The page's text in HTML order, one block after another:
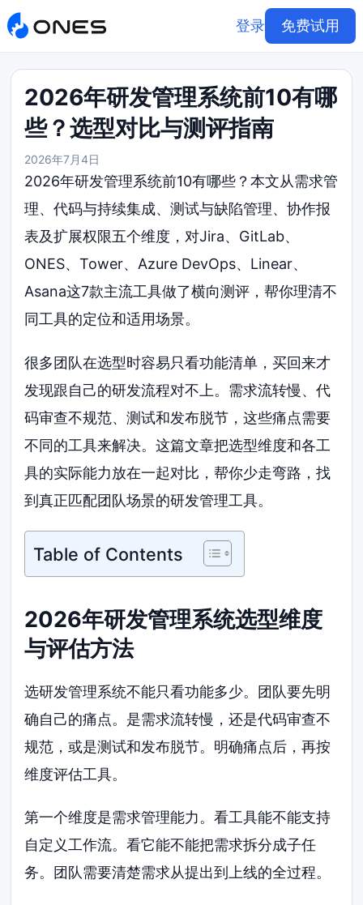
登录 免费试用
2026年研发管理系统前10有哪
些？选型对比与测评指南
2026年7月4日
2026年研发管理系统前10有哪些？本文从需求管
理、代码与持续集成、测试与缺陷管理、协作报
表及扩展权限五个维度，对Jira、GitLab、
ONES、Tower、Azure DevOps、Linear、
Asana这7款主流工具做了横向测评，帮你理清不
同工具的定位和适用场景。
很多团队在选型时容易只看功能清单，买回来才
发现跟自己的研发流程对不上。需求流转慢、代
码审查不规范、测试和发布脱节，这些痛点需要
不同的工具来解决。这篇文章把选型维度和各工
具的实际能力放在一起对比，帮你少走弯路，找
到真正匹配团队场景的研发管理工具。
Table of Contents
2026年研发管理系统选型维度
与评估方法
选研发管理系统不能只看功能多少。团队要先明
确自己的痛点。是需求流转慢，还是代码审查不
规范，或是测试和发布脱节。明确痛点后，再按
维度评估工具。
第一个维度是需求管理能力。看工具能不能支持
自定义工作流。看它能不能把需求拆分成子任
务。团队需要清楚需求从提出到上线的全过程。